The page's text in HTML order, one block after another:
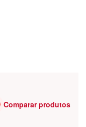
Comparar produtos